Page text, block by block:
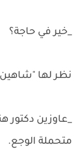
_خير في حاجة؟
نظر لها
_عاوزين دكتور
متحملة الوجع.